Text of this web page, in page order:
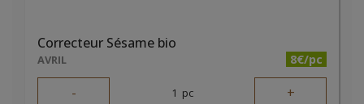
Correcteur Sésame bio
AVRIL 8€/pc
- 1 pc +